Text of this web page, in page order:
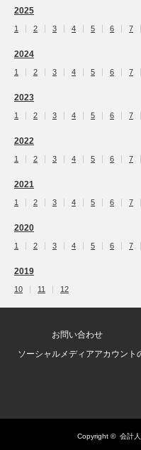
2025
1 2 3 4 5 6 7
2024
1 2 3 4 5 6 7
2023
1 2 3 4 5 6 7
2022
1 2 3 4 5 6 7
2021
1 2 3 4 5 6 7
2020
1 2 3 4 5 6 7
2019
10 11 12
お問い合わせ
ソーシャルメディアアカウント
Copyright © 会計